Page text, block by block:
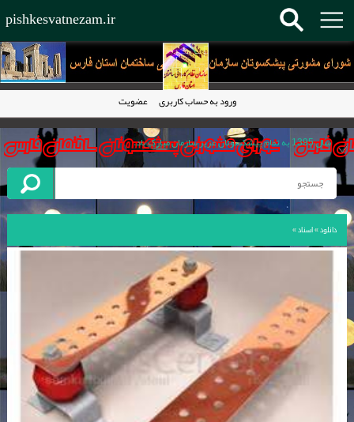
pishkesvatnezam.ir
عضویت ورود به حساب کاربری
عضویت در سازمان نظام کاردانی ساختمان استان فارس به نفع شماست.
سال 1395 به تمام پیشکسوتان عزیز سازمان مبارک باد.
کاردان فنی ساختمان حلقه مفقوده در هرم ساخت وساز
سازمان نظام کاردانی ساختمان استان فارس پیشرو در تمام کشور
دانلود»اسناد»